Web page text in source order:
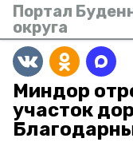
Портал
округа
Миндор
участок